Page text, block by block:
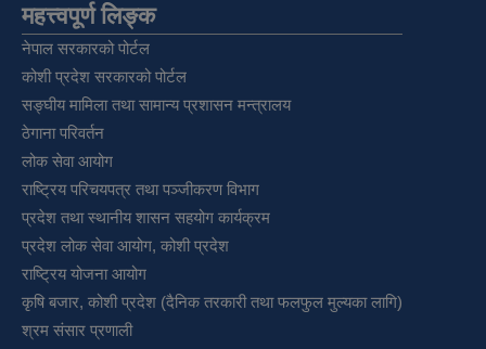
महत्त्वपूर्ण लिङ्क
नेपाल सरकारको पोर्टल
कोशी प्रदेश सरकारको पोर्टल
सङ्‍घीय मामिला तथा सामान्य प्रशासन मन्त्रालय
ठेगाना परिवर्तन
लोक सेवा आयोग
राष्ट्रिय परिचयपत्र तथा पञ्‍जीकरण विभाग
प्रदेश तथा स्थानीय शासन सहयोग कार्यक्रम
प्रदेश लोक सेवा आयोग, कोशी प्रदेश
राष्ट्रिय योजना आयोग
कृषि बजार, कोशी प्रदेश (दैनिक तरकारी तथा फलफुल मुल्यका लागि)
श्रम संसार प्रणाली